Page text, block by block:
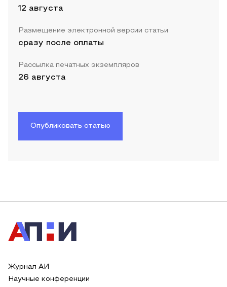
12 августа
Размещение электронной версии статьи
сразу после оплаты
Рассылка печатных экземпляров
26 августа
Опубликовать статью
Журнал АИ
Научные конференции